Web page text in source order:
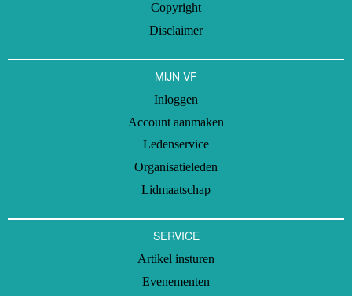
Copyright
Disclaimer
MIJN VF
Inloggen
Account aanmaken
Ledenservice
Organisatieleden
Lidmaatschap
SERVICE
Artikel insturen
Evenementen